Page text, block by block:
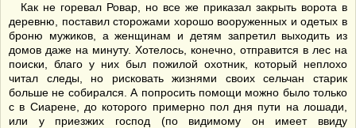
Как не горевал Ровар, но все же приказал закрыть ворота в
деревню, поставил сторожами хорошо вооруженных и одетых в
броню мужиков, а женщинам и детям запретил выходить из
домов даже на минуту. Хотелось, конечно, отправится в лес на
поиски, благо у них был пожилой охотник, который неплохо
читал следы, но рисковать жизнями своих сельчан старик
больше не собирался. А попросить помощи можно было только
с в Сиарене, до которого примерно пол дня пути на лошади,
или у приезжих господ (по видимому он имеет ввиду